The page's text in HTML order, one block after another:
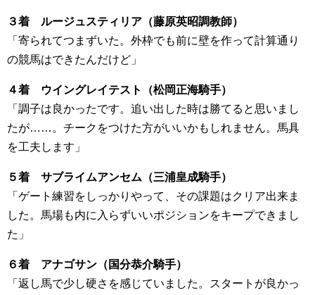
３着 ルージュスティリア（藤原英昭調教師）
「寄られてつまずいた。外枠でも前に壁を作って計算通り
の競馬はできたんだけど」
４着 ウイングレイテスト（松岡正海騎手）
「調子は良かったです。追い出した時は勝てると思いまし
たが……。チークをつけた方がいいかもしれません。馬具
を工夫します」
５着 サブライムアンセム（三浦皇成騎手）
「ゲート練習をしっかりやって、その課題はクリア出来ま
した。馬場も内に入らずいいポジションをキープできまし
た」
６着 アナゴサン（国分恭介騎手）
「返し馬で少し硬さを感じていました。スタートが良かっ